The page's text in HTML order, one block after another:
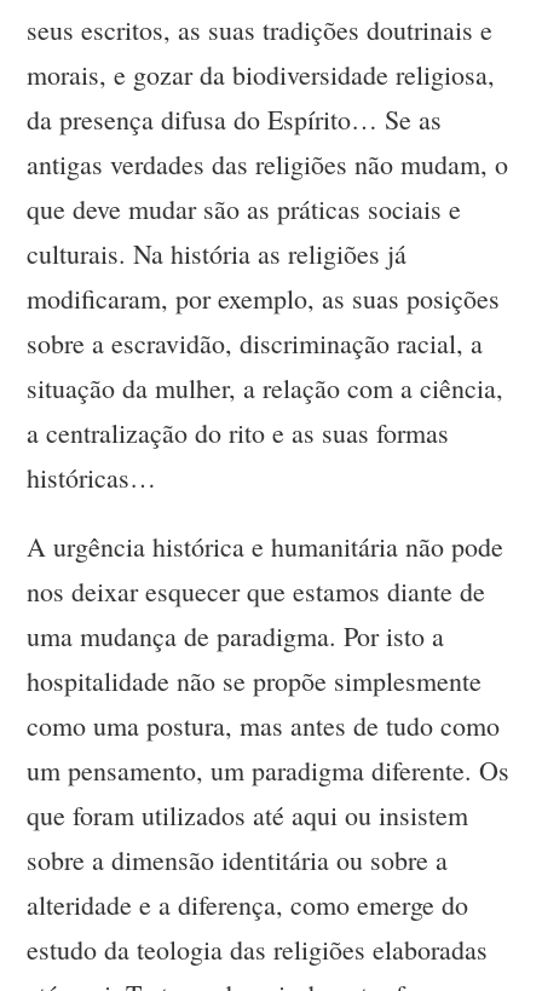
seus escritos, as suas tradições doutrinais e
morais, e gozar da biodiversidade religiosa,
da presença difusa do Espírito… Se as
antigas verdades das religiões não mudam, o
que deve mudar são as práticas sociais e
culturais. Na história as religiões já
modificaram, por exemplo, as suas posições
sobre a escravidão, discriminação racial, a
situação da mulher, a relação com a ciência,
a centralização do rito e as suas formas
históricas…
A urgência histórica e humanitária não pode
nos deixar esquecer que estamos diante de
uma mudança de paradigma. Por isto a
hospitalidade não se propõe simplesmente
como uma postura, mas antes de tudo como
um pensamento, um paradigma diferente. Os
que foram utilizados até aqui ou insistem
sobre a dimensão identitária ou sobre a
alteridade e a diferença, como emerge do
estudo da teologia das religiões elaboradas